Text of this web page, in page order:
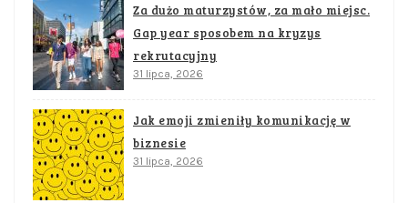
Za dużo maturzystów, za mało miejsc.
Gap year sposobem na kryzys
rekrutacyjny
31 lipca, 2026
Jak emoji zmieniły komunikację w
biznesie
31 lipca, 2026